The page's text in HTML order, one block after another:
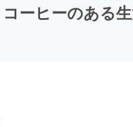
コーヒーのある